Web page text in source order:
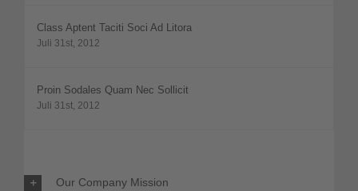
Class Aptent Taciti Soci Ad Litora
Juli 31st, 2012
Proin Sodales Quam Nec Sollicit
Juli 31st, 2012
Our Company Mission